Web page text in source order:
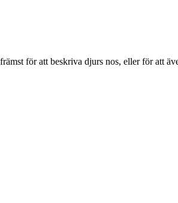
för att beskriva djurs nos, eller för att